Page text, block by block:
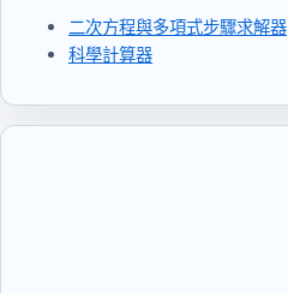
二次方程與多項式步驟求解器
科學計算器